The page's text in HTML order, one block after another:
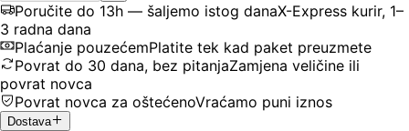
Poručite do 13h — šaljemo istog danaX-Express kurir, 1–
3 radna dana
Plaćanje pouzećemPlatite tek kad paket preuzmete
Povrat do 30 dana, bez pitanjaZamjena veličine ili
povrat novca
Povrat novca za oštećenoVraćamo puni iznos
Dostava